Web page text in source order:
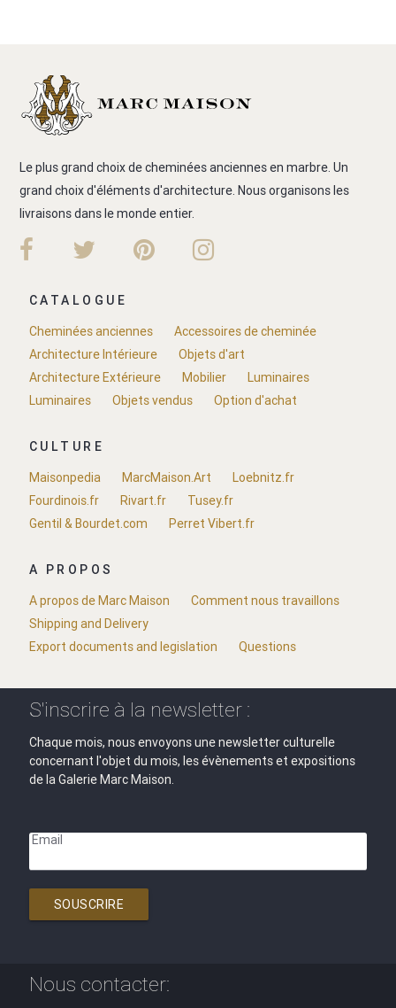
Le plus grand choix de cheminées anciennes en marbre. Un
grand choix d'éléments d'architecture. Nous organisons les
livraisons dans le monde entier.
CATALOGUE
Cheminées anciennes
Accessoires de cheminée
Architecture Intérieure
Objets d'art
Architecture Extérieure
Mobilier
Luminaires
Luminaires
Objets vendus Option d'achat
CULTURE
Maisonpedia
MarcMaison.Art
Loebnitz.fr
Fourdinois.fr
Rivart.fr
Tusey.fr
Gentil & Bourdet.com
Perret Vibert.fr
A PROPOS
A propos de Marc Maison
Comment nous travaillons
Shipping and Delivery
Export documents and legislation
Questions
S'inscrire à la newsletter :
Chaque mois, nous envoyons une newsletter culturelle
concernant l'objet du mois, les évènements et expositions
de la Galerie Marc Maison.
Email
SOUSCRIRE
Nous contacter: